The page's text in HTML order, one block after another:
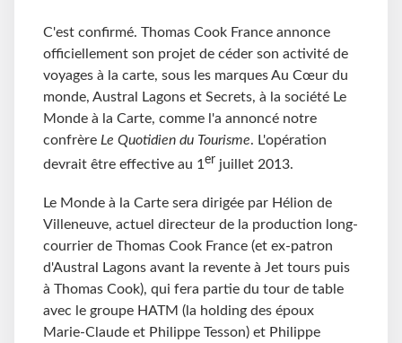
C'est confirmé. Thomas Cook France annonce
officiellement son projet de céder son activité de
voyages à la carte, sous les marques Au Cœur du
monde, Austral Lagons et Secrets, à la société Le
Monde à la Carte, comme l'a annoncé notre
confrère Le Quotidien du Tourisme. L'opération
devrait être effective au 1er juillet 2013.
Le Monde à la Carte sera dirigée par Hélion de
Villeneuve, actuel directeur de la production long-
courrier de Thomas Cook France (et ex-patron
d'Austral Lagons avant la revente à Jet tours puis
à Thomas Cook), qui fera partie du tour de table
avec le groupe HATM (la holding des époux
Marie-Claude et Philippe Tesson) et Philippe